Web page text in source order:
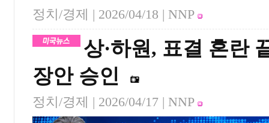
정치/경제 | 2026/04/18 | NNP
상·하원, 표결 혼란
장안 승인
정치/경제 | 2026/04/17 | NNP